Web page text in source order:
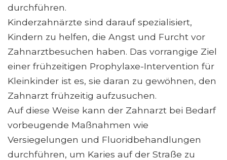
durchführen.
Kinderzahnärzte sind darauf spezialisiert,
Kindern zu helfen, die Angst und Furcht vor
Zahnarztbesuchen haben. Das vorrangige Ziel
einer frühzeitigen Prophylaxe-Intervention für
Kleinkinder ist es, sie daran zu gewöhnen, den
Zahnarzt frühzeitig aufzusuchen.
Auf diese Weise kann der Zahnarzt bei Bedarf
vorbeugende Maßnahmen wie
Versiegelungen und Fluoridbehandlungen
durchführen, um Karies auf der Straße zu